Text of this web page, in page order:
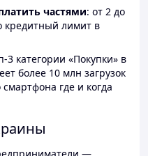
частями: от 2 до
кредитный лимит в
3 категории «Покупки» в
более 10 млн загрузок
где и когда